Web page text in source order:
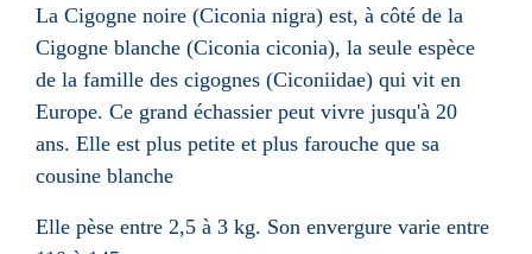
La Cigogne noire (Ciconia nigra) est, à côté de la
Cigogne blanche (Ciconia ciconia), la seule espèce
de la famille des cigognes (Ciconiidae) qui vit en
Europe. Ce grand échassier peut vivre jusqu'à 20
ans. Elle est plus petite et plus farouche que sa
cousine blanche
Elle pèse entre 2,5 à 3 kg. Son envergure varie entre